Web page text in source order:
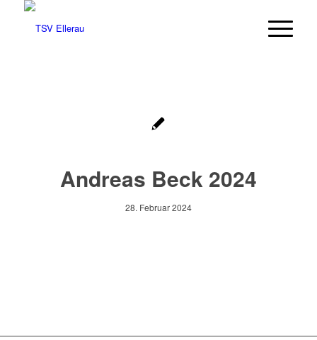
Andreas Beck 2024
28. Februar 2024